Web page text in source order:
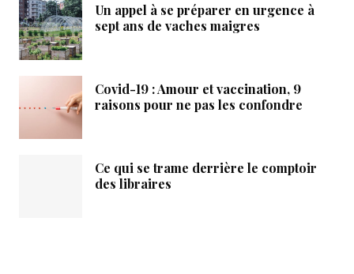
Un appel à se préparer en urgence à
sept ans de vaches maigres
Covid-19 : Amour et vaccination, 9
raisons pour ne pas les confondre
Ce qui se trame derrière le comptoir
des libraires